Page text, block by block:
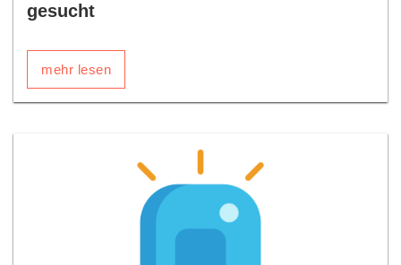
gesucht
mehr lesen